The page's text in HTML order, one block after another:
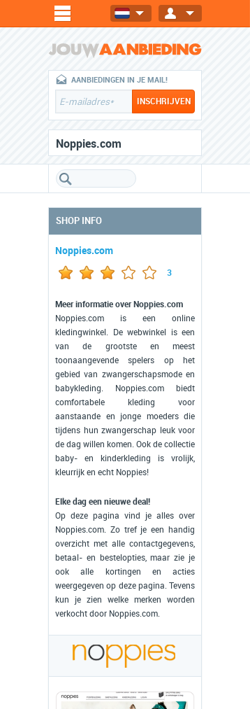
AANBIEDINGEN IN JE MAIL!
Noppies.com
SHOP INFO
Noppies.com
3
Meer informatie over Noppies.com
Noppies.com is een online
kledingwinkel. De webwinkel is een
van de grootste en meest
toonaangevende spelers op het
gebied van zwangerschapsmode en
babykleding. Noppies.com biedt
comfortabele kleding voor
aanstaande en jonge moeders die
tijdens hun zwangerschap leuk voor
de dag willen komen. Ook de collectie
baby- en kinderkleding is vrolijk,
kleurrijk en echt Noppies!
Elke dag een nieuwe deal!
Op deze pagina vind je alles over
Noppies.com. Zo tref je een handig
overzicht met alle contactgegevens,
betaal- en bestelopties, maar zie je
ook alle kortingen en acties
weergegeven op deze pagina. Tevens
kun je zien welke merken worden
verkocht door Noppies.com.